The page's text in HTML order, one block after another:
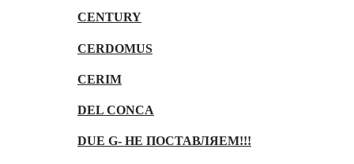
CENTURY
CERDOMUS
CERIM
DEL CONCA
DUE G- НЕ ПОСТАВЛЯЕМ!!!